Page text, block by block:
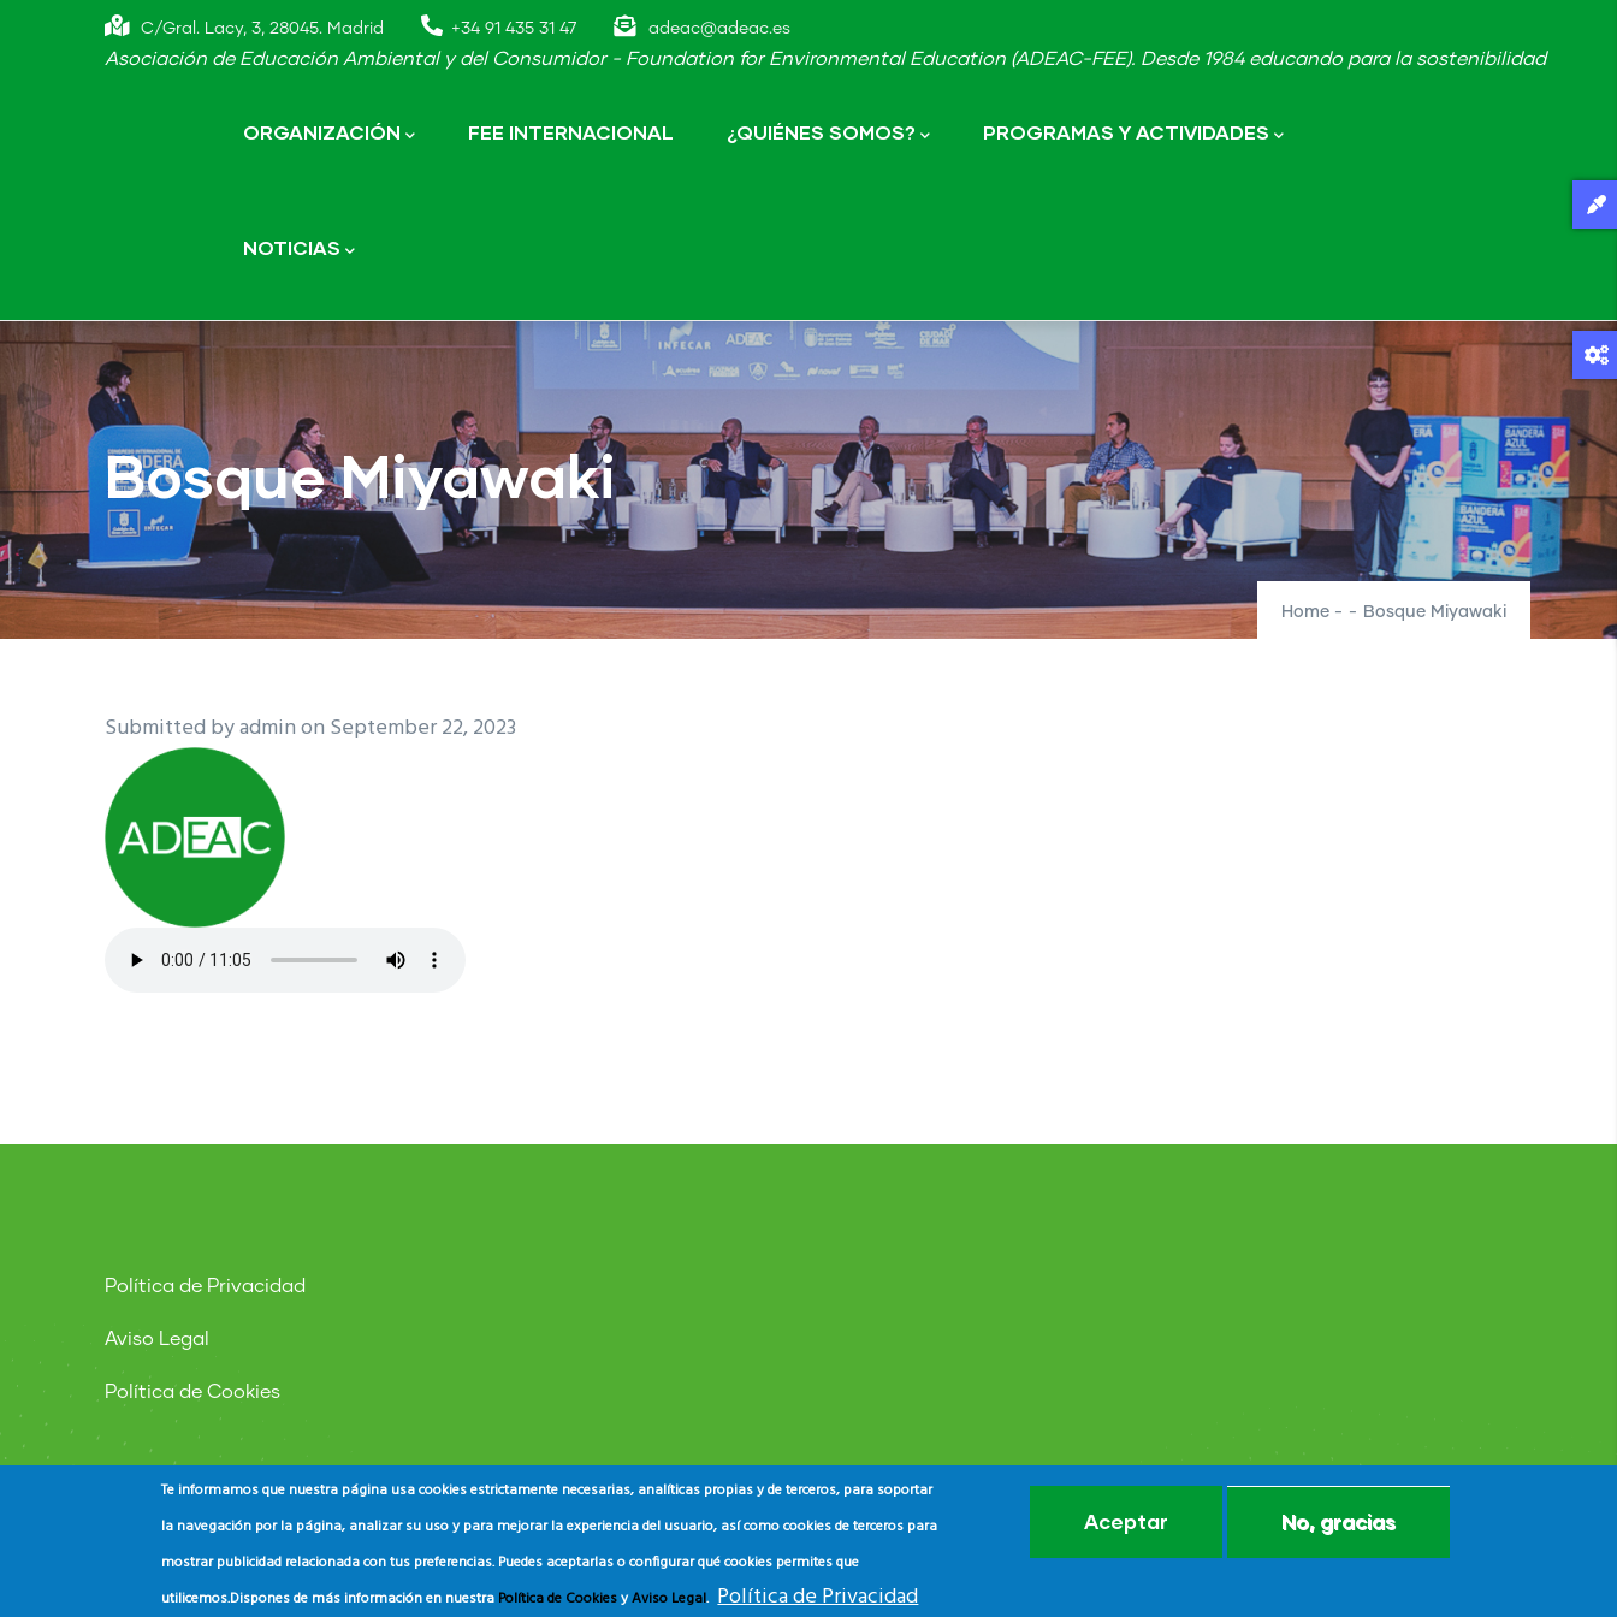
C/Gral. Lacy, 3, 28045. Madrid +34 91 435 31 47 adeac@adeac.es
Asociación de Educación Ambiental y del Consumidor - Foundation for Environmental Education (ADEAC-FEE). Desde 1984 educando para la sostenibilidad
navigation
ORGANIZACIÓN FEE INTERNACIONAL ¿QUIÉNES SOMOS? PROGRAMAS Y ACTIVIDADES
NOTICIAS
Bosque Miyawaki
Home - - Bosque Miyawaki
Submitted byadminon September 22, 2023
Política de Privacidad
Aviso Legal
Política de Cookies
© Copyright ADEAC2023. All Rights Reserved.
Te informamos que nuestra página usa cookies estrictamente necesarias, analíticas propias y de terceros, para soportar
la navegación por la página, analizar su uso y para mejorar la experiencia del usuario, así como cookies de terceros para
mostrar publicidad relacionada con tus preferencias. Puedes aceptarlas o configurar qué cookies permites que
utilicemos.Dispones de más información en nuestra Política de CookiesyAviso Legal. Política de Privacidad
Aceptar No, gracias